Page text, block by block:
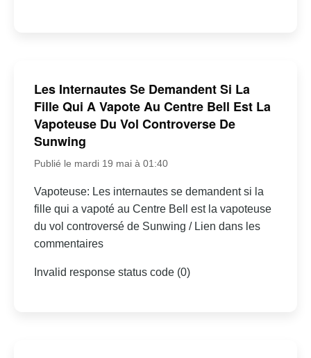
Les Internautes Se Demandent Si La
Fille Qui A Vapote Au Centre Bell Est La
Vapoteuse Du Vol Controverse De
Sunwing
Publié le mardi 19 mai à 01:40
Vapoteuse: Les internautes se demandent si la
fille qui a vapoté au Centre Bell est la vapoteuse
du vol controversé de Sunwing / Lien dans les
commentaires
Invalid response status code (0)